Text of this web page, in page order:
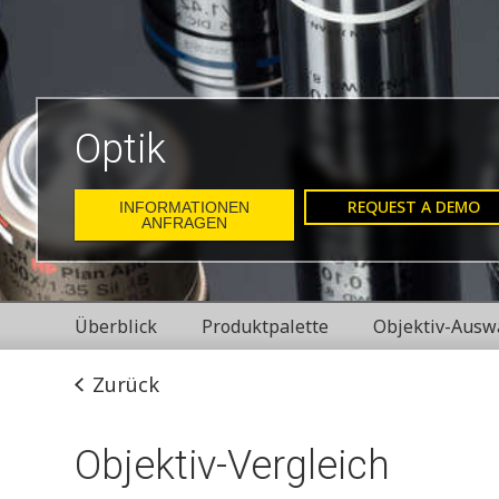
Optik
INFORMATIONEN
ANFRAGEN
REQUEST A DEMO
Überblick Produktpalette Objektiv-
Zurück
Objektiv-Vergleich